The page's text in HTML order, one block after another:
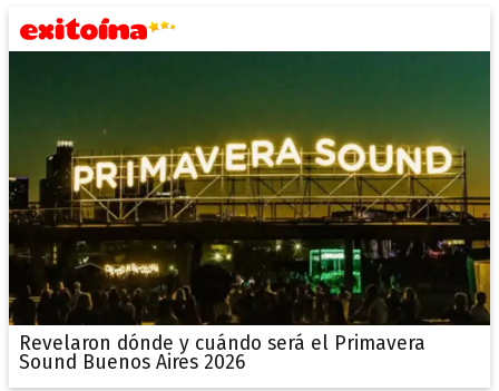
Revelaron dónde y cuándo será el Primavera
Sound Buenos Aires 2026